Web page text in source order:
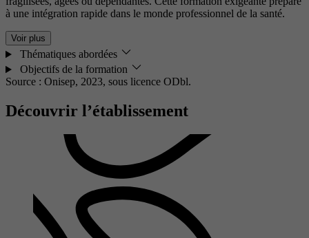
à une intégration rapide dans le monde professionnel de la santé.
Voir plus
Thématiques abordées
Objectifs de la formation
Source : Onisep, 2023, sous licence ODbl.
Découvrir l’établissement